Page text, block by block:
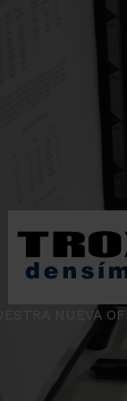
NUEVA